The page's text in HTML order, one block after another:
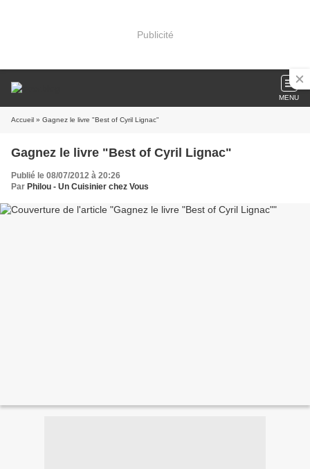
Publicité
MENU
Accueil » Gagnez le livre "Best of Cyril Lignac"
Gagnez le livre "Best of Cyril Lignac"
Publié le 08/07/2012 à 20:26
Par Philou - Un Cuisinier chez Vous